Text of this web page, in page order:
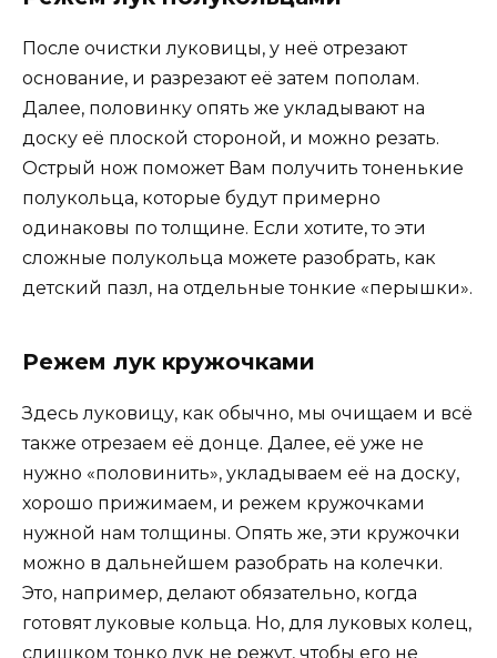
После очистки луковицы, у неё отрезают
основание, и разрезают её затем пополам.
Далее, половинку опять же укладывают на
доску её плоской стороной, и можно резать.
Острый нож поможет Вам получить тоненькие
полукольца, которые будут примерно
одинаковы по толщине. Если хотите, то эти
сложные полукольца можете разобрать, как
детский пазл, на отдельные тонкие «перышки».
Режем лук кружочками
Здесь луковицу, как обычно, мы очищаем и всё
также отрезаем её донце. Далее, её уже не
нужно «половинить», укладываем её на доску,
хорошо прижимаем, и режем кружочками
нужной нам толщины. Опять же, эти кружочки
можно в дальнейшем разобрать на колечки.
Это, например, делают обязательно, когда
готовят луковые кольца. Но, для луковых колец,
слишком тонко лук не режут, чтобы его не